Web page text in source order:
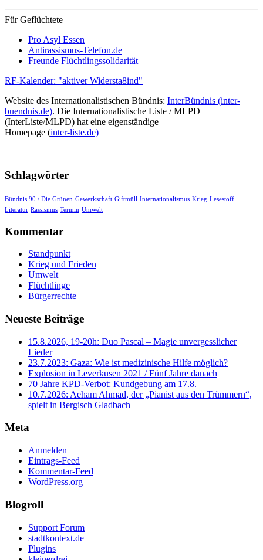
Für Geflüchtete
Pro Asyl Essen
Antirassismus-Telefon.de
Freunde Flüchtlingssolidarität
RF-Kalender: "aktiver Widersta8ind"
Website des Internationalistischen Bündnis: InterBündnis (inter-
buendnis.de). Die Internationalistische Liste / MLPD
(InterListe/MLPD) hat eine eigenständige
Homepage (inter-liste.de)
Schlagwörter
Bündnis 90 / Die Grünen Gewerkschaft Giftmüll Internationalismus Krieg Lesestoff
Literatur Rassismus Termin Umwelt
Kommentar
Standpunkt
Krieg und Frieden
Umwelt
Flüchtlinge
Bürgerrechte
Neueste Beiträge
15.8.2026, 19-20h: Duo Pascal – Magie unvergesslicher
Lieder
23.7.2023: Gaza: Wie ist medizinische Hilfe möglich?
Explosion in Leverkusen 2021 / Fünf Jahre danach
70 Jahre KPD‑Verbot: Kundgebung am 17.8.
10.7.2026: Aeham Ahmad, der „Pianist aus den Trümmern“,
spielt in Bergisch Gladbach
Meta
Anmelden
Eintrags-Feed
Kommentar-Feed
WordPress.org
Blogroll
Support Forum
stadtkontext.de
Plugins